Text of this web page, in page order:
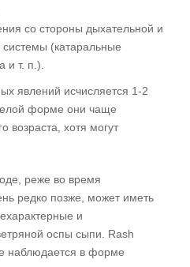
со стороны дыхательной и
(катаральные
и т. п.).
явлений исчисляется 1-2
форме они чаще
возраста, хотя могут
реже во время
редко позже, может иметь
и
оспы сыпи. Rash
наблюдается в форме